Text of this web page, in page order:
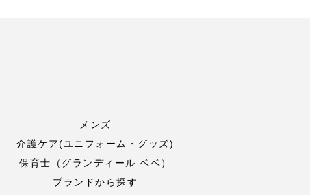
メンズ
介護ケア(ユニフォーム・グッズ)
保育士（グランディール ベベ）
ブランドから探す